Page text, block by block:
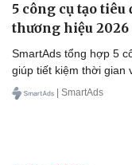
5 công cụ tạo tiêu
thương hiệu 2026
SmartAds tổng hợp 5
giúp tiết kiệm thời gian
| SmartAds